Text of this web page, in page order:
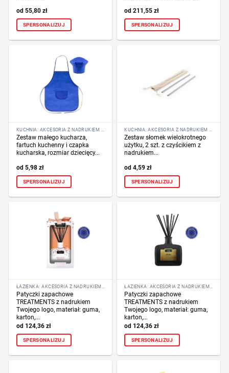
55,80 zł
SPERSONALIZUJ
211,55zł
SPERSONALIZUJ
KUCHNIA: AKCESORIA Z NADRUKIEM LOGO
Zestaw małego kucharza,
fartuch kuchenny i czapka
kucharska, rozmiar dziecięcy...
5,98 zł
SPERSONALIZUJ
KUCHNIA: AKCESORIA Z NADRUKIEM LOGO
Zestaw słomek wielokrotnego
użytku, 2 szt. z czyścikiem z
nadrukiem...
4,59zł
SPERSONALIZUJ
ŁAZIENKA: AKCESORIA Z NADRUKIEM LOGO
Patyczki zapachowe
TREATMENTS z nadrukiem
Twojego logo, materiał: guma,
karton,...
124,36 zł
SPERSONALIZUJ
ŁAZIENKA: AKCESORIA Z NADRUKIEM LOGO
Patyczki zapachowe
TREATMENTS z nadrukiem
Twojego logo, materiał: guma,
karton,...
124,36zł
SPERSONALIZUJ